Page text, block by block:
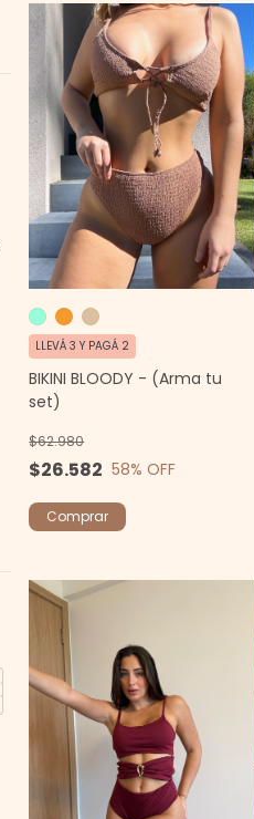
BIKINI BLOODY - (Arma tu
set)
$26.582
$62.980
58% OFF
LLEVÁ 3 Y PAGÁ 2
Comprar